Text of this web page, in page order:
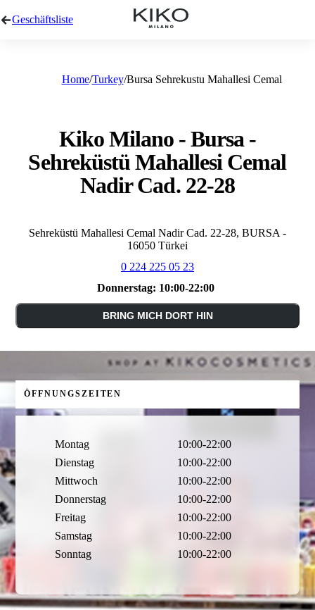
Geschäftsliste
Home Turkey Bursa Sehrekustu Mahallesi Cemal
Kiko Milano - Bursa -
Sehreküstü Mahallesi Cemal
Nadir Cad. 22-28
Sehreküstü Mahallesi Cemal Nadir Cad. 22-28, BURSA -
16050 Türkei
0 224 225 05 23
Donnerstag: 10:00-22:00
BRING MICH DORT HIN
ÖFFNUNGSZEITEN
Montag
10:00-22:00
Dienstag
10:00-22:00
Mittwoch
10:00-22:00
Donnerstag
10:00-22:00
Freitag
10:00-22:00
Samstag
10:00-22:00
Sonntag
10:00-22:00